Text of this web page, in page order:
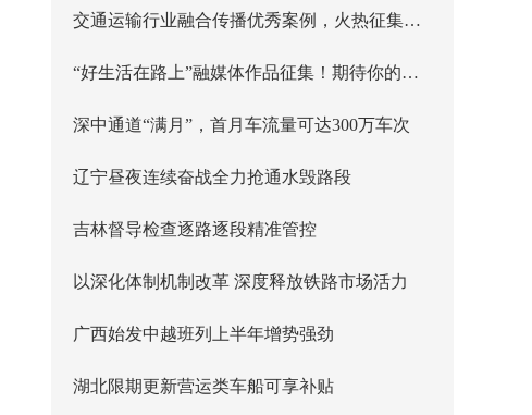
交通运输行业融合传播优秀案例，火热征集中！
“好生活在路上”融媒体作品征集！期待你的精彩故事
深中通道“满月”，首月车流量可达300万车次
辽宁昼夜连续奋战全力抢通水毁路段
吉林督导检查逐路逐段精准管控
以深化体制机制改革 深度释放铁路市场活力
广西始发中越班列上半年增势强劲
湖北限期更新营运类车船可享补贴